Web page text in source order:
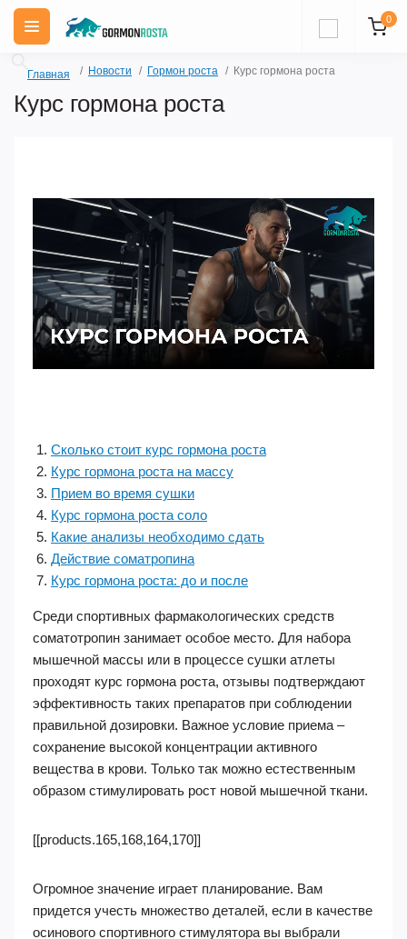
0
Главная Новости Гормон роста Курс гормона роста
Курс гормона роста
Сколько стоит курс гормона роста
Курс гормона роста на массу
Прием во время сушки
Курс гормона роста соло
Какие анализы необходимо сдать
Действие соматропина
Курс гормона роста: до и после
Среди спортивных фармакологических средств
соматотропин занимает особое место. Для набора
мышечной массы или в процессе сушки атлеты
проходят курс гормона роста, отзывы подтверждают
эффективность таких препаратов при соблюдении
правильной дозировки. Важное условие приема –
сохранение высокой концентрации активного
вещества в крови. Только так можно естественным
образом стимулировать рост новой мышечной ткани.
[[products.165,168,164,170]]
Огромное значение играет планирование. Вам
придется учесть множество деталей, если в качестве
осинового спортивного стимулятора вы выбрали